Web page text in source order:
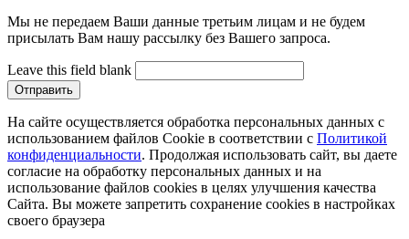
Мы не передаем Ваши данные третьим лицам и не будем
присылать Вам нашу рассылку без Вашего запроса.
Leave this field blank
На сайте осуществляется обработка персональных данных с
использованием файлов Cookie в соответствии с Политикой
конфиденциальности. Продолжая использовать сайт, вы даете
согласие на обработку персональных данных и на
использование файлов cookies в целях улучшения качества
Сайта. Вы можете запретить сохранение cookies в настройках
своего браузера